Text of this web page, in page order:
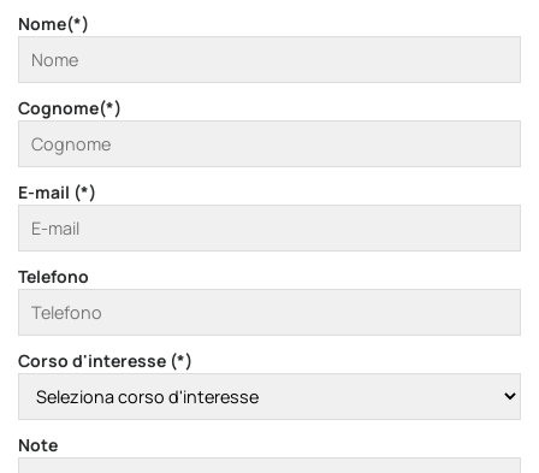
Nome(*)
Cognome(*)
E-mail (*)
Telefono
Corso d'interesse (*)
Note